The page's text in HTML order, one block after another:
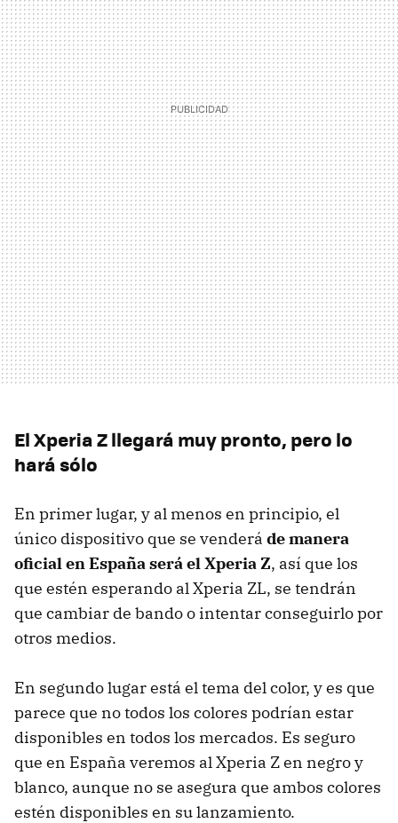
El Xperia Z llegará muy pronto, pero lo
hará sólo
En primer lugar, y al menos en principio, el
único dispositivo que se venderá de manera
oficial en España será el Xperia Z, así que los
que estén esperando al Xperia ZL, se tendrán
que cambiar de bando o intentar conseguirlo por
otros medios.
En segundo lugar está el tema del color, y es que
parece que no todos los colores podrían estar
disponibles en todos los mercados. Es seguro
que en España veremos al Xperia Z en negro y
blanco, aunque no se asegura que ambos colores
estén disponibles en su lanzamiento.